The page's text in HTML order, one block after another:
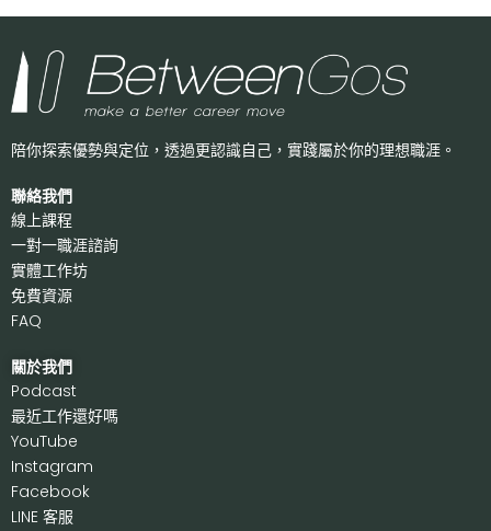
陪你探索優勢與定位，透過更認識自己， 實踐屬於你的理想職涯。
聯絡我們
線上課程
一對一職涯諮詢
實體工作坊
免費資源
FAQ
關於我們
Podcast
最近工作還好嗎
YouTube
Instagram
Facebook
LINE 客服